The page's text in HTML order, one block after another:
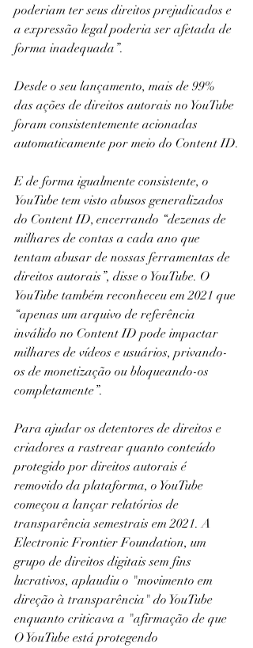
poderiam ter seus direitos prejudicados e
a expressão legal poderia ser afetada de
forma inadequada”.
Desde o seu lançamento, mais de 99%
das ações de direitos autorais no YouTube
foram consistentemente acionadas
automaticamente por meio do Content ID.
E de forma igualmente consistente, o
YouTube tem visto abusos generalizados
do Content ID, encerrando “dezenas de
milhares de contas a cada ano que
tentam abusar de nossas ferramentas de
direitos autorais”, disse o YouTube. O
YouTube também reconheceu em 2021 que
“apenas um arquivo de referência
inválido no Content ID pode impactar
milhares de vídeos e usuários, privando-
os de monetização ou bloqueando-os
completamente”.
Para ajudar os detentores de direitos e
criadores a rastrear quanto conteúdo
protegido por direitos autorais é
removido da plataforma, o YouTube
começou a lançar relatórios de
transparência semestrais em 2021. A
Electronic Frontier Foundation, um
grupo de direitos digitais sem fins
lucrativos, aplaudiu o "movimento em
direção à transparência" do YouTube
enquanto criticava a "afirmação de que
O YouTube está protegendo